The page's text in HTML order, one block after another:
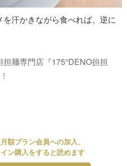
汗かきながら食べれば、逆に
麺専門店『175°DENO担担
額プラン会員への加入、
ン購入をすると読めます